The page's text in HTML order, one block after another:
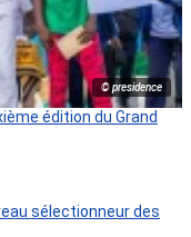
© presidence
édition du Grand
sélectionneur des